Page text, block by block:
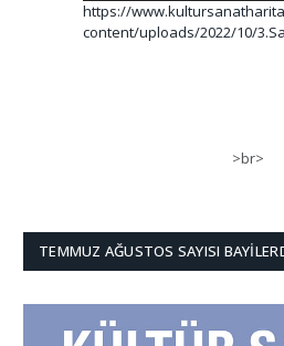
https://
content/uploads/2022/10/
>br>
TEMMUZ AĞUSTOS SAYISI